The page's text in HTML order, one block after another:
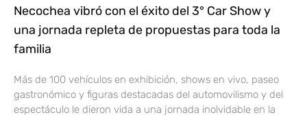
Necochea vibró con el éxito del 3° Car Show y
una jornada repleta de propuestas para toda la
familia
Más de 100 vehículos en exhibición, shows en vivo, paseo
gastronómico y figuras destacadas del automovilismo y del
espectáculo le dieron vida a una jornada inolvidable en la